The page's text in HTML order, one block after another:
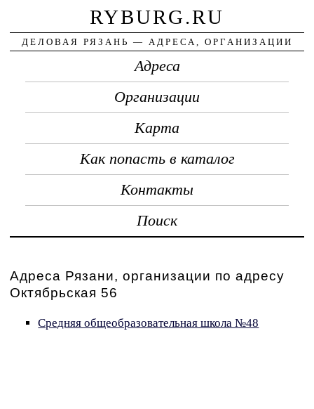
RYBURG.RU
ДЕЛОВАЯ РЯЗАНЬ — АДРЕСА, ОРГАНИЗАЦИИ
Адреса
Организации
Карта
Как попасть в каталог
Контакты
Поиск
Адреса Рязани, организации по адресу
Октябрьская 56
Средняя общеобразовательная школа №48